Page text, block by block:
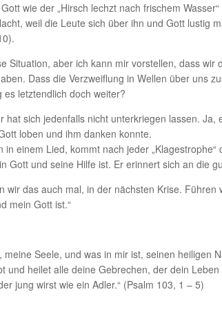
wie der „Hirsch lechzt nach frischem
weil die Leute sich über ihn und Gott lustig
Situation, aber ich kann mir vorstellen, dass
Dass die Verzweiflung in Wellen über uns
es letztendlich doch weiter?
hat sich jedenfalls nicht unterkriegen lassen.
loben und ihm danken konnte.
in einem Lied, kommt nach jeder
Gott und seine Hilfe ist. Er erinnert sich an die
wir das auch mal, in der nächsten Krise.
mein Gott ist.“
meine Seele, und was in mir ist, seinen
und heilet alle deine Gebrechen, der dein
jung wirst wie ein Adler.“ (Psalm 103, 1 – 5)